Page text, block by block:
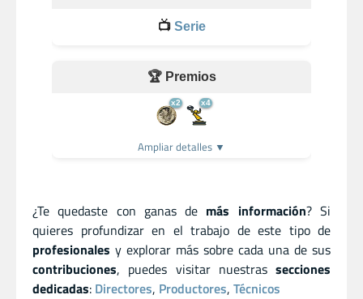
📺 Serie
🏆 Premios
x2 x4
Ampliar detalles ▼
¿Te quedaste con ganas de más información? Si
quieres profundizar en el trabajo de este tipo de
profesionales y explorar más sobre cada una de sus
contribuciones, puedes visitar nuestras secciones
dedicadas: Directores, Productores, Técnicos